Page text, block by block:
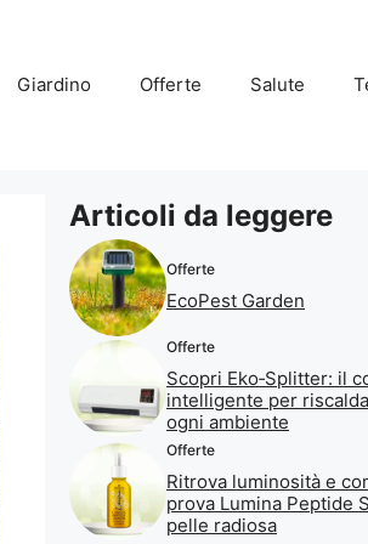
Giardino Offerte Salute
Articoli da leggere
Offerte
EcoPest Garden
Offerte
Scopri Eko‑Splitter: il
intelligente per
ogni ambiente
Offerte
Ritrova luminosità e
prova Lumina Peptide
pelle radiosa